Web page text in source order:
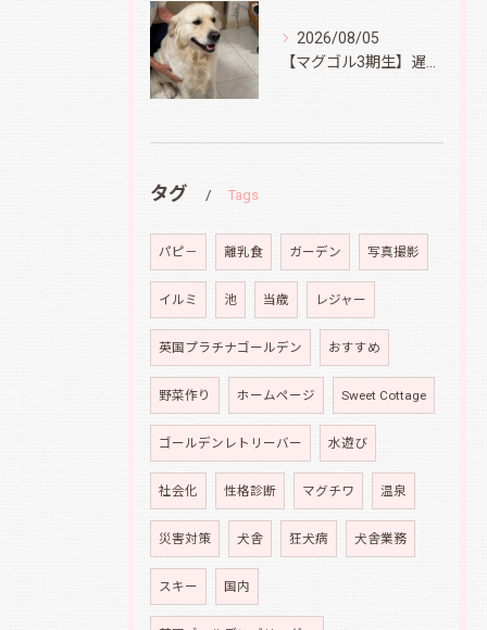
2026/08/05
タグ Tags
パピ－ 離乳食 ガーデン 写真撮影
イルミ 池 当歳 レジャー
英国プラチナゴールデン おすすめ
野菜作り ホームページ Sweet Cottage
ゴールデンレトリーバー 水遊び
社会化 性格診断 マグチワ 温泉
災害対策 犬舎 狂犬病 犬舎業務
スキー 国内